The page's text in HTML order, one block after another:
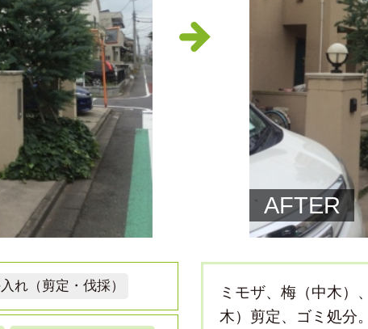
AFTER
れ（剪定・伐採）
ミモザ、梅（中木）
木）剪定、ゴミ処分。